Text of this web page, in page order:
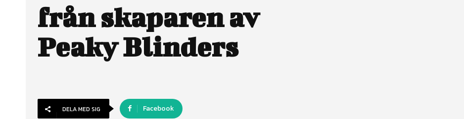
från skaparen av
Peaky Blinders
DELA MED SIG Facebook